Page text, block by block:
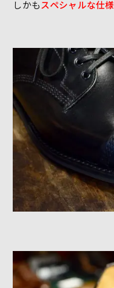
しかもスペシャルな仕様